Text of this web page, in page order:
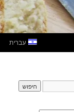
עברית